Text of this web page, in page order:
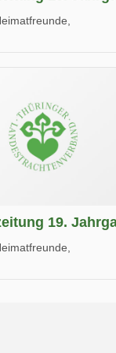
beim Lesen.
19.